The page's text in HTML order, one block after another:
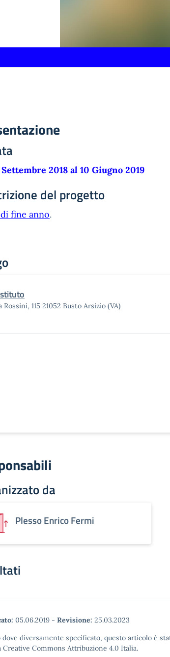
Settembre 2018 al 10 Giugno 2019
del progetto
fine anno.
Rossini, 115 21052 Busto Arsizio (VA)
da
Plesso Enrico Fermi
05.06.2019 - Revisione: 25.03.2023
dove diversamente specificato, questo articolo è
Creative Commons Attribuzione 4.0 Italia.